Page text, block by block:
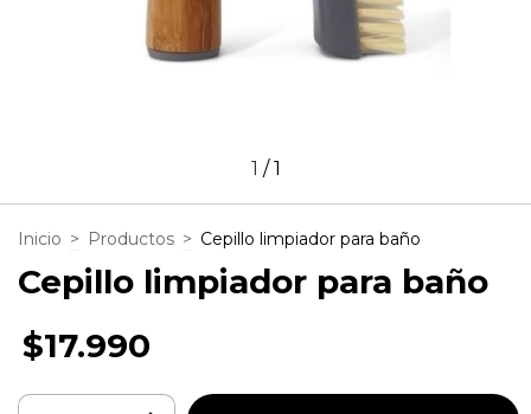
1 /1
Inicio > Productos > Cepillo limpiador para baño
Cepillo limpiador para baño
$17.990